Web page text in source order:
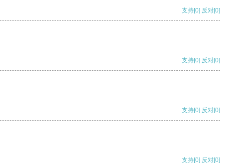
支持[0] 反对[0]
支持[0] 反对[0]
支持[0] 反对[0]
支持[0] 反对[0]